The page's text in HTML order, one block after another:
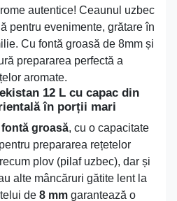
autentice! Ceaunul uzbec
pentru evenimente, grătare în
Cu fontă groasă de 8mm și
prepararea perfectă a
aromate.
12 L cu capac din
în porții mari
fontă groasă, cu o capacitate
prepararea rețetelor
plov (pilaf uzbec), dar și
alte mâncăruri gătite lent la
de 8 mm garantează o